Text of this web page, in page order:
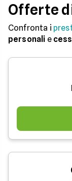
Offerte
Confronta i
personali e